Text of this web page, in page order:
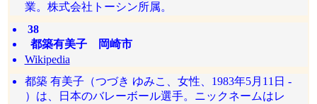
業。株式会社トーシン所属。
38
都築有美子 岡崎市
Wikipedia
都築 有美子（つづき ゆみこ、女性、1983年5月11日 -
）は、日本のバレーボール選手。ニックネームはレ